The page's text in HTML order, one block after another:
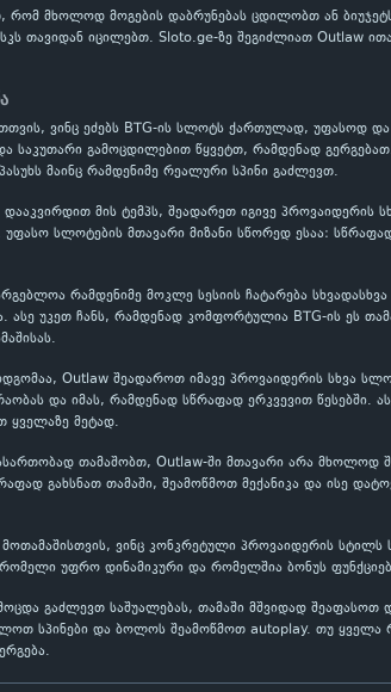
მხოლოდ მოგების დაბრუნებას ცდილობთ ან
თავიდან იცილებთ. Sloto.ge-ზე შეგიძლიათ Outlaw
ვინც ეძებს BTG-ის სლოტს ქართულად, უფასოდ
საკუთარი გამოცდილებით წყვეტთ, რამდენად
მაინც რამდენიმე რეალური სპინი გაძლევთ.
მის ტემპს, შეადარეთ იგივე პროვაიდერის
სლოტების მთავარი მიზანი სწორედ ესაა:
რამდენიმე მოკლე სესიის ჩატარება
ასე უკეთ ჩანს, რამდენად კომფორტულია BTG-ის ეს
Outlaw შეადაროთ იმავე პროვაიდერის სხვა
და იმას, რამდენად სწრაფად ერკვევით წესებში.
ყველაზე მეტად.
თამაშობთ, Outlaw-ში მთავარი არა მხოლოდ
გახსნათ თამაში, შეამოწმოთ მექანიკა და ისე
მოთამაშისთვის, ვინც კონკრეტული პროვაიდერის
უფრო დინამიკური და რომელშია ბონუს
გაძლევთ საშუალებას, თამაში მშვიდად
სპინები და ბოლოს შეამოწმოთ autoplay. თუ ყველა